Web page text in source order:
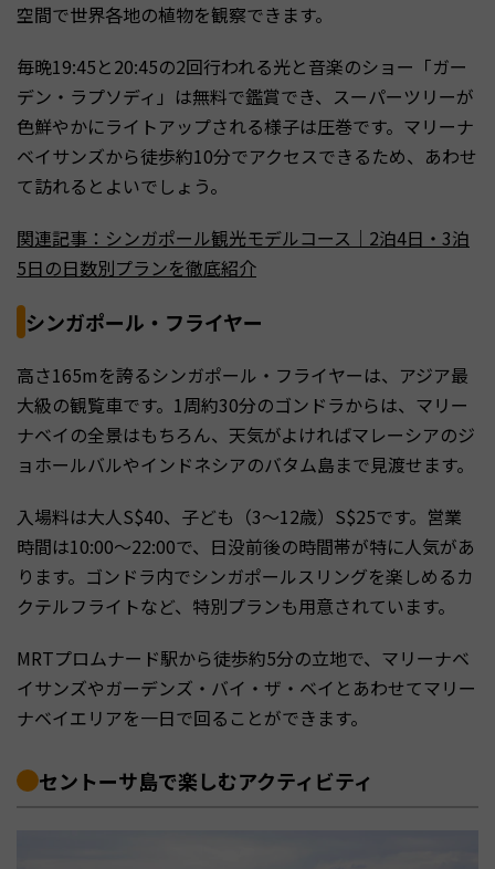
空間で世界各地の植物を観察できます。
毎晩19:45と20:45の2回行われる光と音楽のショー「ガー
デン・ラプソディ」は無料で鑑賞でき、スーパーツリーが
色鮮やかにライトアップされる様子は圧巻です。マリーナ
ベイサンズから徒歩約10分でアクセスできるため、あわせ
て訪れるとよいでしょう。
関連記事：シンガポール観光モデルコース｜2泊4日・3泊
5日の日数別プランを徹底紹介
シンガポール・フライヤー
高さ165mを誇るシンガポール・フライヤーは、アジア最
大級の観覧車です。1周約30分のゴンドラからは、マリー
ナベイの全景はもちろん、天気がよければマレーシアのジ
ョホールバルやインドネシアのバタム島まで見渡せます。
入場料は大人S$40、子ども（3〜12歳）S$25です。営業
時間は10:00〜22:00で、日没前後の時間帯が特に人気があ
ります。ゴンドラ内でシンガポールスリングを楽しめるカ
クテルフライトなど、特別プランも用意されています。
MRTプロムナード駅から徒歩約5分の立地で、マリーナベ
イサンズやガーデンズ・バイ・ザ・ベイとあわせてマリー
ナベイエリアを一日で回ることができます。
セントーサ島で楽しむアクティビティ